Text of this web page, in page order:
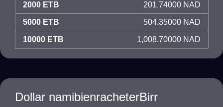
2000 ETB 201.74000 NAD
5000 ETB 504.35000 NAD
10000 ETB 1,008.70000 NAD
Dollar namibienracheterBirr